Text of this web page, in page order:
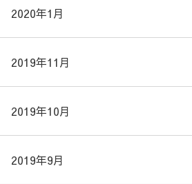
2020年1月
2019年11月
2019年10月
2019年9月